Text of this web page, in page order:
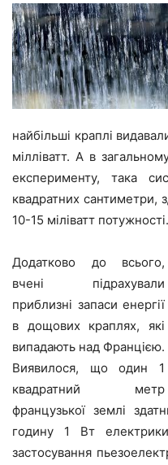
найбільші краплі
мілліватт. А в
експерименту, така
квадратних сантиметри,
10-15 міліватт потужності.
Додатково до всього,
вчені підрахували
приблизні запаси енергії
в дощових краплях, які
випадають над Францією.
Виявилося, що один 1
квадратний метр
французької землі
годину 1 Вт
застосування